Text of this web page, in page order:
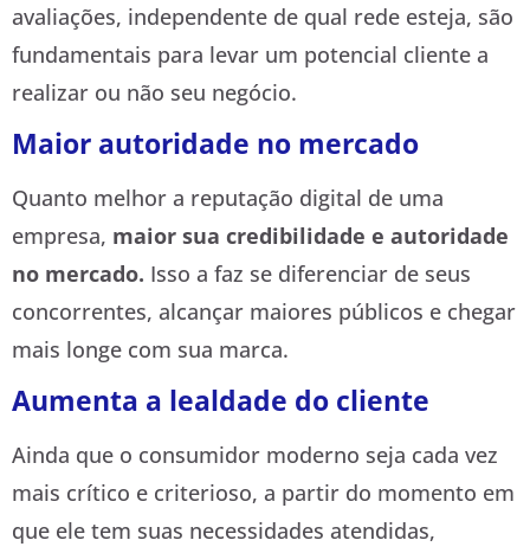
avaliações, independente de qual rede esteja, são
fundamentais para levar um potencial cliente a
realizar ou não seu negócio.
Maior autoridade no mercado
Quanto melhor a reputação digital de uma
empresa, maior sua credibilidade e autoridade
no mercado. Isso a faz se diferenciar de seus
concorrentes, alcançar maiores públicos e chegar
mais longe com sua marca.
Aumenta a lealdade do cliente
Ainda que o consumidor moderno seja cada vez
mais crítico e criterioso, a partir do momento em
que ele tem suas necessidades atendidas,